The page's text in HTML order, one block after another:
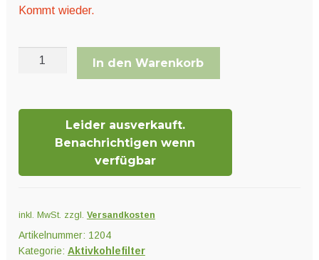
Kommt wieder.
PrimaKlima
Menge
In den Warenkorb
Leider ausverkauft.
Benachrichtigen wenn
verfügbar
inkl. MwSt. zzgl. Versandkosten
Artikelnummer: 1204
Kategorie: Aktivkohlefilter